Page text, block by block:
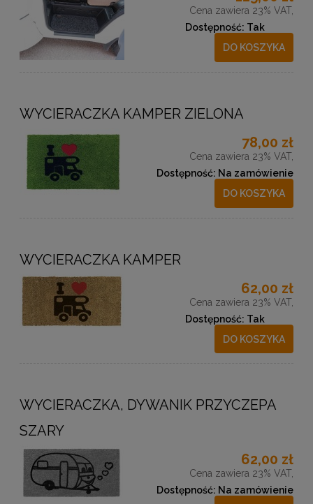
Cena zawiera 23% VAT,
Dostępność: Tak
DO KOSZYKA
WYCIERACZKA KAMPER ZIELONA
78,00 zł
Cena zawiera 23% VAT,
Dostępność: Na zamówienie
DO KOSZYKA
WYCIERACZKA KAMPER
62,00 zł
Cena zawiera 23% VAT,
Dostępność: Tak
DO KOSZYKA
WYCIERACZKA, DYWANIK PRZYCZEPA
SZARY
62,00 zł
Cena zawiera 23% VAT,
Dostępność: Na zamówienie